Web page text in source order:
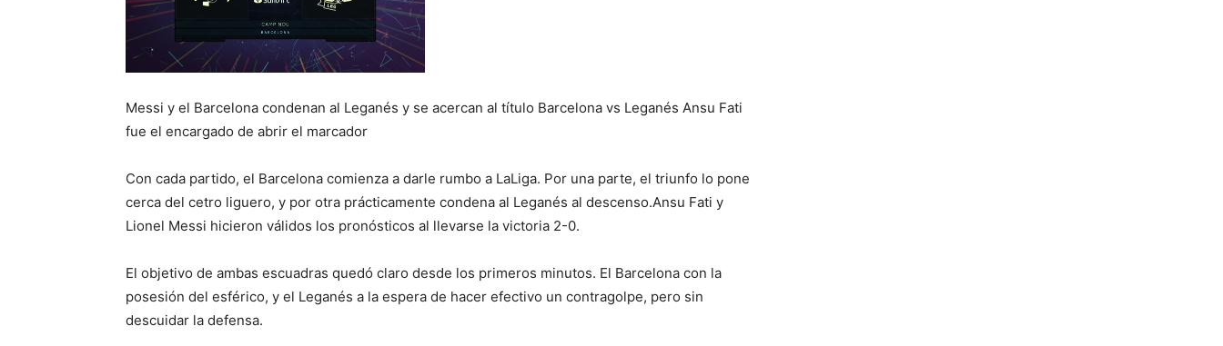
Messi y el Barcelona condenan al Leganés y se acercan al título Barcelona vs Leganés Ansu Fati
fue el encargado de abrir el marcador
Con cada partido, el Barcelona comienza a darle rumbo a LaLiga. Por una parte, el triunfo lo pone
cerca del cetro liguero, y por otra prácticamente condena al Leganés al descenso.Ansu Fati y
Lionel Messi hicieron válidos los pronósticos al llevarse la victoria 2-0.
El objetivo de ambas escuadras quedó claro desde los primeros minutos. El Barcelona con la
posesión del esférico, y el Leganés a la espera de hacer efectivo un contragolpe, pero sin
descuidar la defensa.